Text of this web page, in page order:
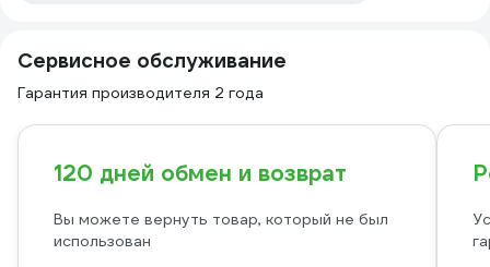
Сервисное обслуживание
Гарантия производителя 2 года
120 дней обмен и возврат
Вы можете вернуть товар, который не был
использован